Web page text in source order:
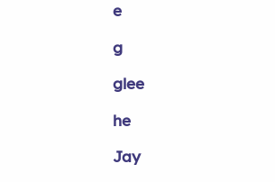
e
g
glee
he
Jay